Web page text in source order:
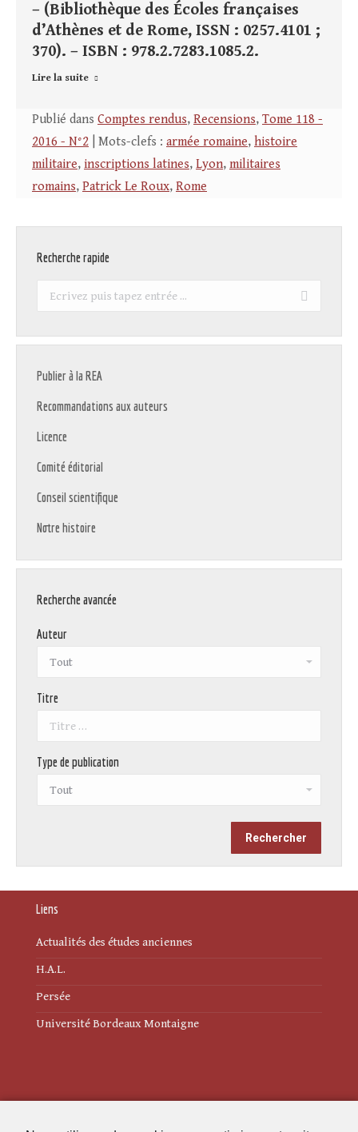
– (Bibliothèque des Écoles françaises
d’Athènes et de Rome, ISSN : 0257.4101 ;
370). – ISBN : 978.2.7283.1085.2.
Lire la suite
Publié dans Comptes rendus, Recensions, Tome 118 -
2016 - N°2 | Mots-clefs : armée romaine, histoire
militaire, inscriptions latines, Lyon, militaires
romains, Patrick Le Roux, Rome
Recherche rapide
Recherche
Publier à la REA
Recommandations aux auteurs
Licence
Comité éditorial
Conseil scientifique
Notre histoire
Recherche avancée
Auteur
Titre
Type de publication
Liens
Actualités des études anciennes
H.A.L.
Persée
Université Bordeaux Montaigne